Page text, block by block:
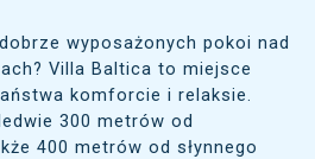
wyposażonych pokoi nad
Villa Baltica to miejsce
komforcie i relaksie.
300 metrów od
400 metrów od słynnego